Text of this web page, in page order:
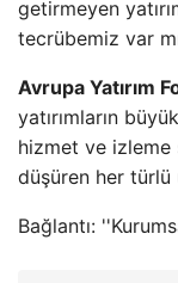
getirmeyen
tecrübemiz var
Avrupa Yatırım
yatırımların
hizmet ve
düşüren her türlü
Bağlantı: